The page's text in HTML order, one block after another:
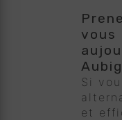
vous
Si
et